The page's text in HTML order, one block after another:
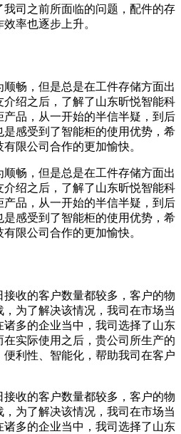
司之前所面临的问题，配件的存
率也逐步上升。
畅，但是总是在工件存储方面出
绍之后，了解了山东昕悦智能科
品，从一开始的半信半疑，到后
感受到了智能柜的使用优势，希
限公司合作的更加愉快。
畅，但是总是在工件存储方面出
绍之后，了解了山东昕悦智能科
品，从一开始的半信半疑，到后
感受到了智能柜的使用优势，希
限公司合作的更加愉快。
收的客户数量都较多，客户的物
为了解决该情况，我司在市场当
多的企业当中，我司选择了山东
实际使用之后，贵公司所生产的
利性、智能化，帮助我司在客户
收的客户数量都较多，客户的物
为了解决该情况，我司在市场当
多的企业当中，我司选择了山东